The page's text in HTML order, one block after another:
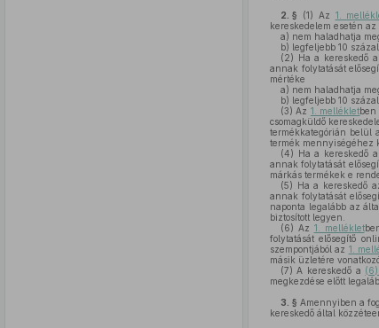
2. § (1) Az 1.
kereskedelem esetén
a) nem haladhatja
b) legfeljebb 10
(2) Ha a kereskedő
annak folytatását
mértéke
a) nem haladhatja
b) legfeljebb 10
(3) Az 1. mellékletben
csomagküldő
termékkategórián belül
termék mennyiségéhez
(4) Ha a kereskedő
annak folytatását
márkás termékek e
(5) Ha a kereskedő
annak folytatását
naponta legalább az
biztosított legyen.
(6) Az 1. melléklet
folytatását elősegítő
szempontjából az 1.
másik üzletére
(7) A kereskedő a
megkezdése előtt
3. § Amennyiben a
kereskedő által